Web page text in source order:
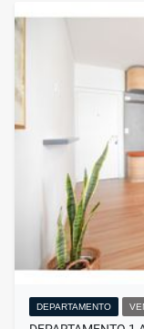
DEPARTAMENTO